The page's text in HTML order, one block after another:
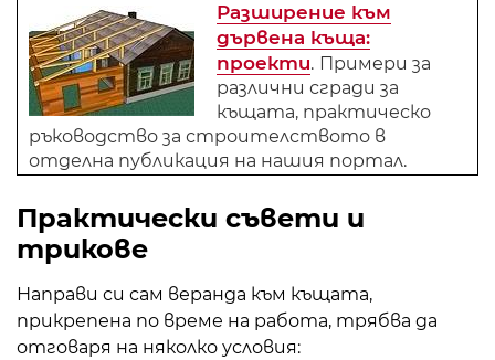
Разширение към
дървена къща:
проекти. Примери за
различни сгради за
къщата, практическо
ръководство за строителството в
отделна публикация на нашия портал.
Практически съвети и
трикове
Направи си сам веранда към къщата,
прикрепена по време на работа, трябва да
отговаря на няколко условия: